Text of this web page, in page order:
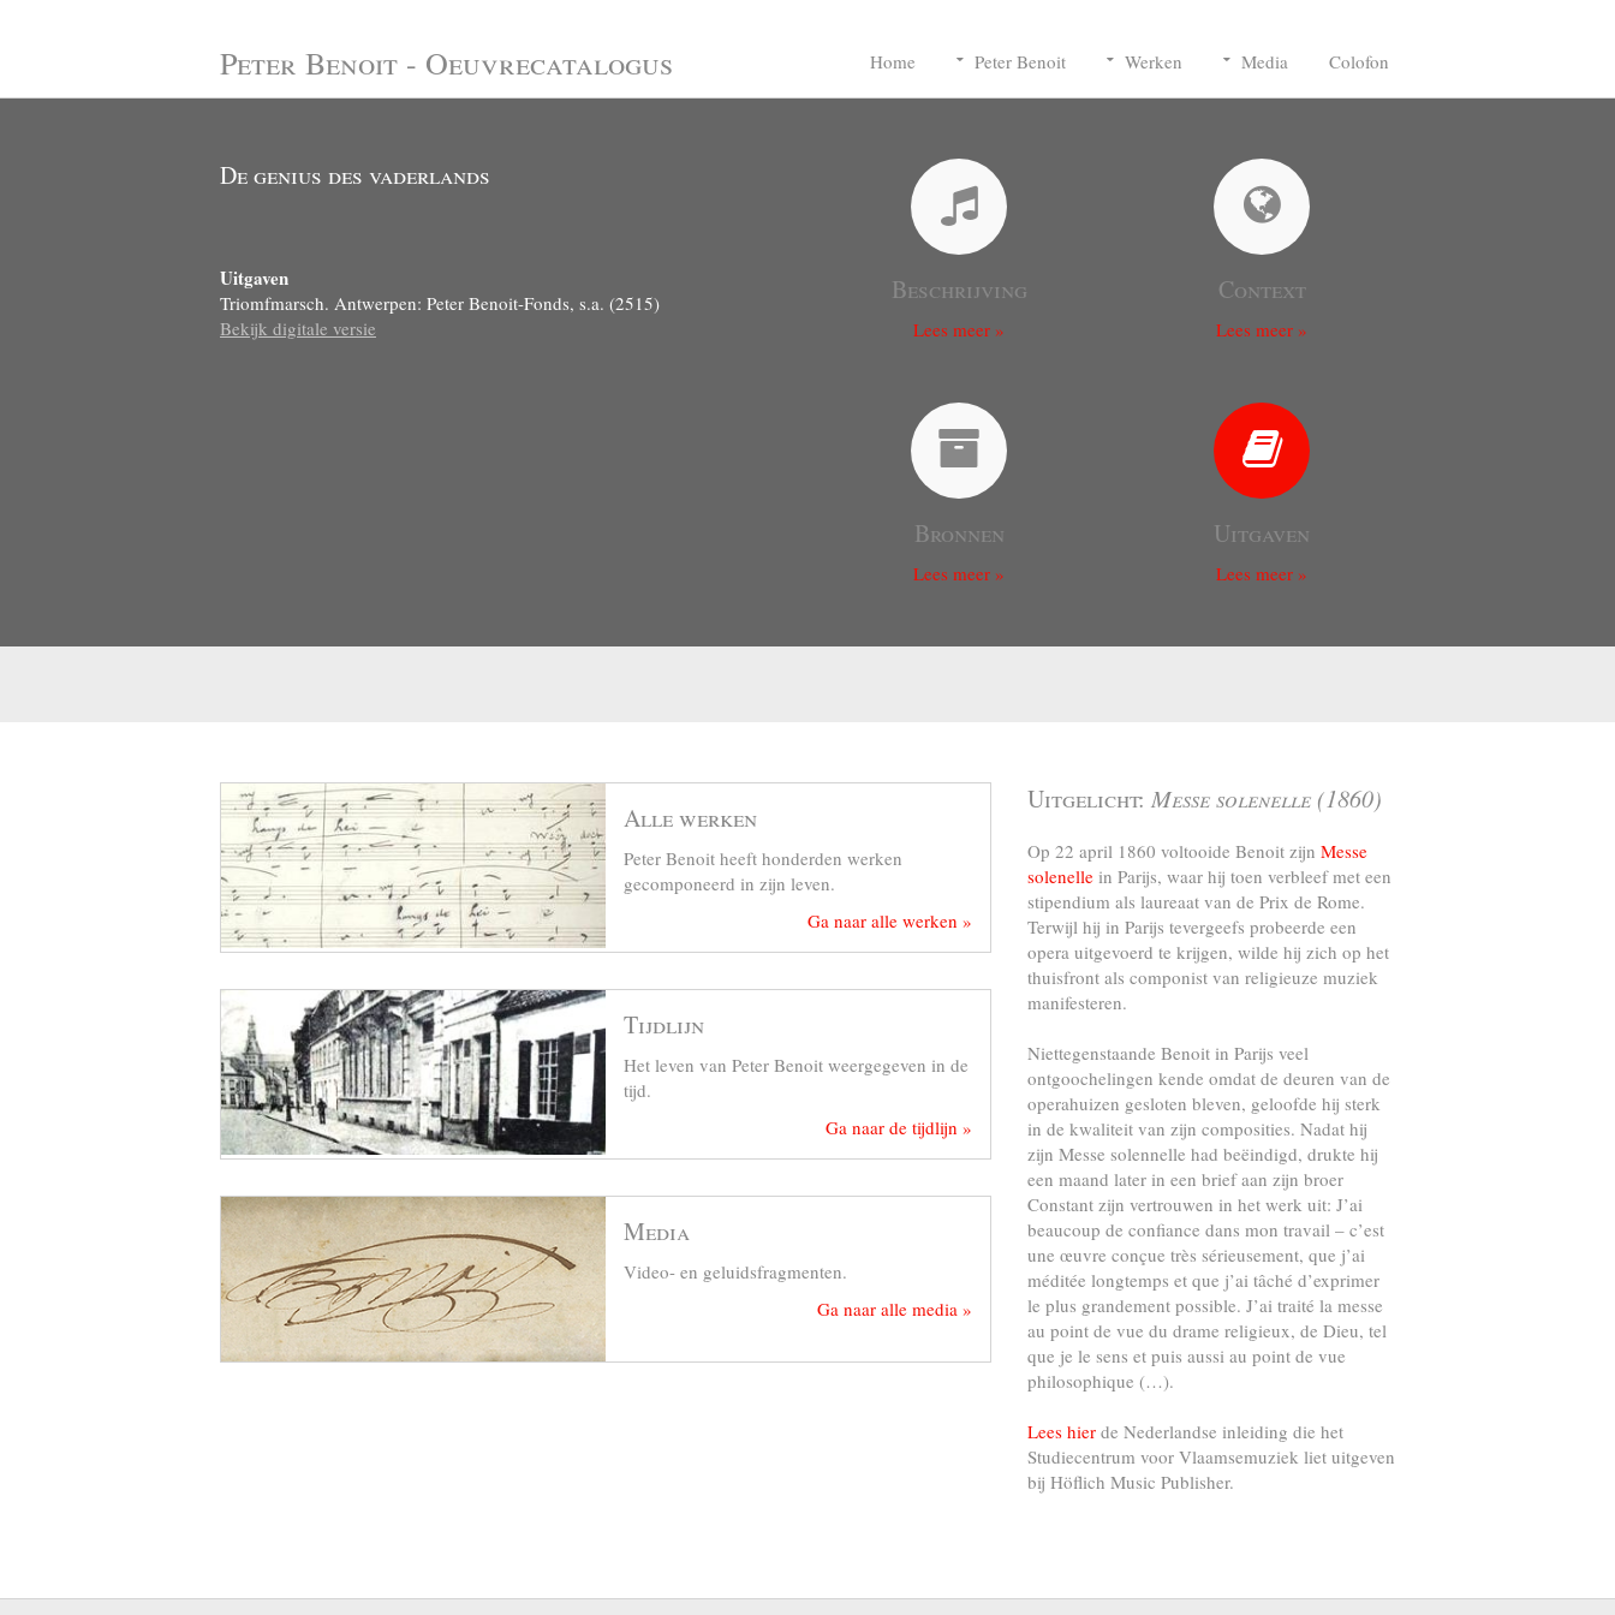
Peter Benoit - Oeuvrecatalogus Home Peter Benoit Werken Media Colofon
De genius des vaderlands
Uitgaven
Triomfmarsch. Antwerpen: Peter Benoit-Fonds, s.a. (2515)
Bekijk digitale versie
Beschrijving
Lees meer »
Bronnen
Lees meer »
Context
Lees meer »
Uitgaven
Lees meer »
Alle werken
Peter Benoit heeft honderden werken
gecomponeerd in zijn leven.
Ga naar alle werken »
Tijdlijn
Het leven van Peter Benoit weergegeven in de
tijd.
Ga naar de tijdlijn »
Media
Video- en geluidsfragmenten.
Ga naar alle media »
Uitgelicht: Messe solenelle (1860)
Op 22 april 1860 voltooide Benoit zijn Messe
solenelle in Parijs, waar hij toen verbleef met een
stipendium als laureaat van de Prix de Rome.
Terwijl hij in Parijs tevergeefs probeerde een
opera uitgevoerd te krijgen, wilde hij zich op het
thuisfront als componist van religieuze muziek
manifesteren.
Niettegenstaande Benoit in Parijs veel
ontgoochelingen kende omdat de deuren van de
operahuizen gesloten bleven, geloofde hij sterk
in de kwaliteit van zijn composities. Nadat hij
zijn Messe solennelle had beëindigd, drukte hij
een maand later in een brief aan zijn broer
Constant zijn vertrouwen in het werk uit: J’ai
beaucoup de confiance dans mon travail – c’est
une œuvre conçue très sérieusement, que j’ai
méditée longtemps et que j’ai tâché d’exprimer
le plus grandement possible. J’ai traité la messe
au point de vue du drame religieux, de Dieu, tel
que je le sens et puis aussi au point de vue
philosophique (…).
Lees hier de Nederlandse inleiding die het
Studiecentrum voor Vlaamsemuziek liet uitgeven
bij Höflich Music Publisher.